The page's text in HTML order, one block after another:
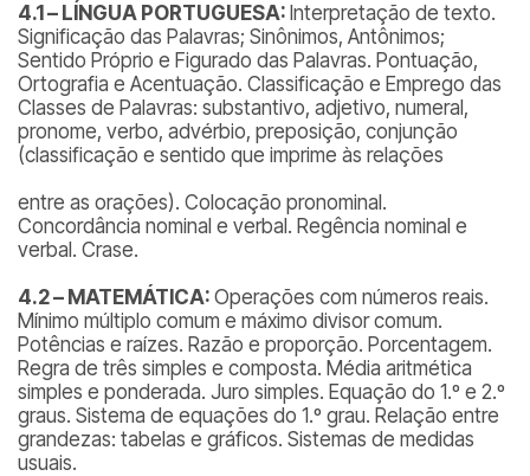
4.1 – LÍNGUA PORTUGUESA: Interpretação de texto.
Significação das Palavras; Sinônimos, Antônimos;
Sentido Próprio e Figurado das Palavras. Pontuação,
Ortografia e Acentuação. Classificação e Emprego das
Classes de Palavras: substantivo, adjetivo, numeral,
pronome, verbo, advérbio, preposição, conjunção
(classificação e sentido que imprime às relações
entre as orações). Colocação pronominal.
Concordância nominal e verbal. Regência nominal e
verbal. Crase.
4.2 – MATEMÁTICA: Operações com números reais.
Mínimo múltiplo comum e máximo divisor comum.
Potências e raízes. Razão e proporção. Porcentagem.
Regra de três simples e composta. Média aritmética
simples e ponderada. Juro simples. Equação do 1.º e 2.º
graus. Sistema de equações do 1.º grau. Relação entre
grandezas: tabelas e gráficos. Sistemas de medidas
usuais.